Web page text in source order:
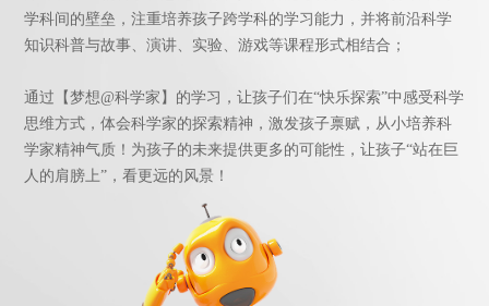
学科间的壁垒，注重培养孩子跨学科的学习能力，并将前沿科学
知识科普与故事、演讲、实验、游戏等课程形式相结合；
通过【梦想@科学家】的学习，让孩子们在“快乐探索”中感受科学
思维方式，体会科学家的探索精神，激发孩子禀赋，从小培养科
学家精神气质！为孩子的未来提供更多的可能性，让孩子“站在巨
人的肩膀上”，看更远的风景！